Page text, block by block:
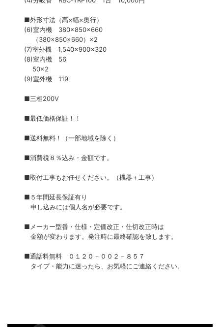
■外形寸法（高×幅×奥行）
(6)室内機 380×850×660
（380×850×660）×2
(7)室外機 1,540×900×320
(8)室内機 56
50×2
(9)室外機 119
■三相200V
■最低価格保証！！
■送料無料！（一部地域を除く）
■消費税８％込み・金額です。
■取付工事もお任せください。（機器＋工事）
■５年間延長保証有り
申し込みには個人名が必要です。
■メーカー型番・仕様・定価改正・仕切改正時は
金額が変わります。発注時に最終確認を致します。
■通話料無料 ０１２０－００２－８５７
タイプ・能力に迷ったら、お気軽にご連絡ください。